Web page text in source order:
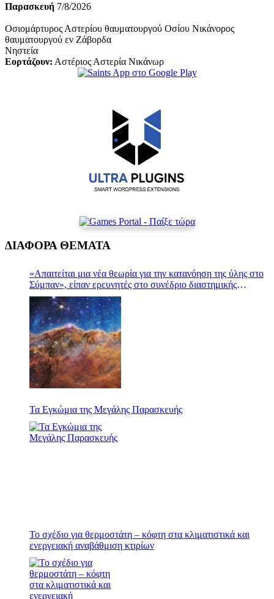
Παρασκευή 7/8/2026
Οσιομάρτυρος Αστερίου θαυματουργού Οσίου Νικάνορος
θαυματουργού εν Ζάβορδα
Νηστεία
Εορτάζουν: Αστέριος Αστερία Νικάνωρ
ΔΙΑΦΟΡΑ ΘΕΜΑΤΑ
«Απαιτείται μια νέα θεωρία για την κατανόηση της ύλης στο
Σύμπαν», είπαν ερευνητές στο συνέδριο διαστημικής
έρευνας COSPAR
Τα Εγκώμια της Μεγάλης Παρασκευής
Το σχέδιο για θερμοστάτη – κόφτη στα κλιματιστικά και
ενεργειακή αναβάθμιση κτιρίων